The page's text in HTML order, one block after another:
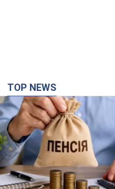
TOP NEWS